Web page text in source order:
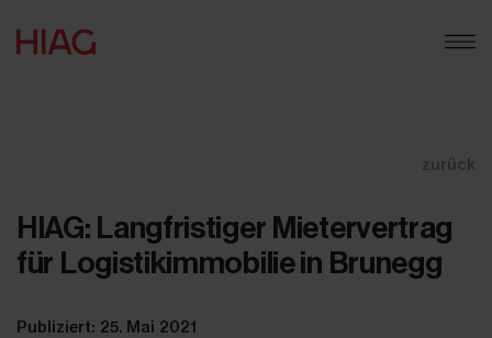
zurück
HIAG: Langfristiger Mietervertrag
für Logistikimmobilie in Brunegg
Publiziert: 25. Mai 2021